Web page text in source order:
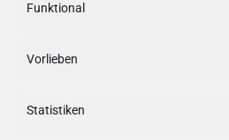
Funktional
Vorlieben
StatistikenFollow us on